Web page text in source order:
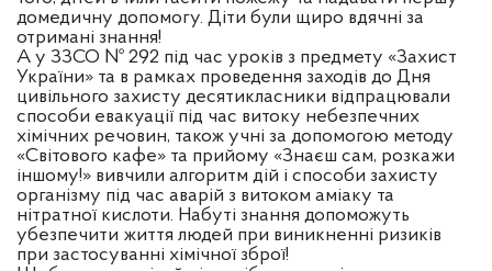
домедичну допомогу. Діти були щиро вдячні за
отримані знання!
А у ЗЗСО № 292 під час уроків з предмету «Захист
України» та в рамках проведення заходів до Дня
цивільного захисту десятикласники відпрацювали
способи евакуації під час витоку небезпечних
хімічних речовин, також учні за допомогою методу
«Світового кафе» та прийому «Знаєш сам, розкажи
іншому!» вивчили алгоритм дій і способи захисту
організму під час аварій з витоком аміаку та
нітратної кислоти. Набуті знання допоможуть
убезпечити життя людей при виникненні ризиків
при застосуванні хімічної зброї!